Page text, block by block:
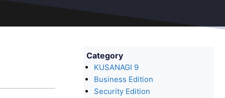
Category
KUSANAGI 9
Business Edition
Security Edition